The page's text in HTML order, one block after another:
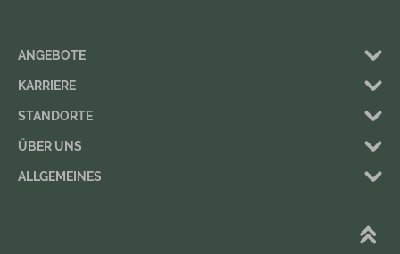
ANGEBOTE
KARRIERE
STANDORTE
ÜBER UNS
ALLGEMEINES